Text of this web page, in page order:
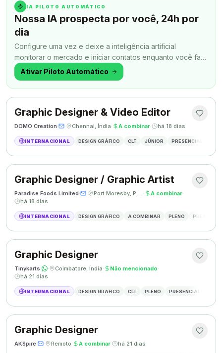
IA PILOTO AUTOMÁTICO
Nossa IA prospecta por você, 24h por
dia
Configure uma vez e deixe a inteligência artificial
monitorar o mercado e iniciar contatos enquanto você faz
outra coisa.
Ativar Piloto Automático
Graphic Designer & Video Editor
DOMO Creation· · Chennai, Índia· A combinar· há 18 dias
INTERNACIONAL DESIGN GRÁFICO CLT JÚNIOR PRESENCIAL
Graphic Designer / Graphic Artist
Paradise Foods Limited· · Port Moresby, Papua Nova Guiné · A combinar·
há 18 dias
INTERNACIONAL DESIGN GRÁFICO A COMBINAR PLENO
Graphic Designer
Tinykarts· · Coimbatore, Índia· Não mencionado·
há 21 dias
INTERNACIONAL DESIGN GRÁFICO CLT PLENO PRESENCIAL
Graphic Designer
AKSpire· · Remoto· A combinar· há 21 dias